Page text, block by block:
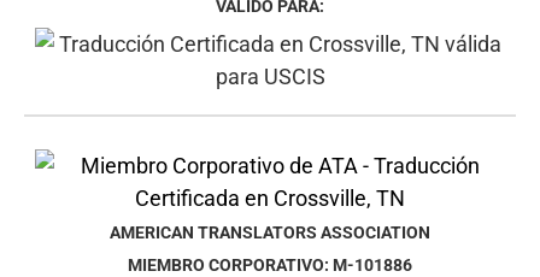
VÁLIDO PARA:
AMERICAN TRANSLATORS ASSOCIATION
MIEMBRO CORPORATIVO: M-101886